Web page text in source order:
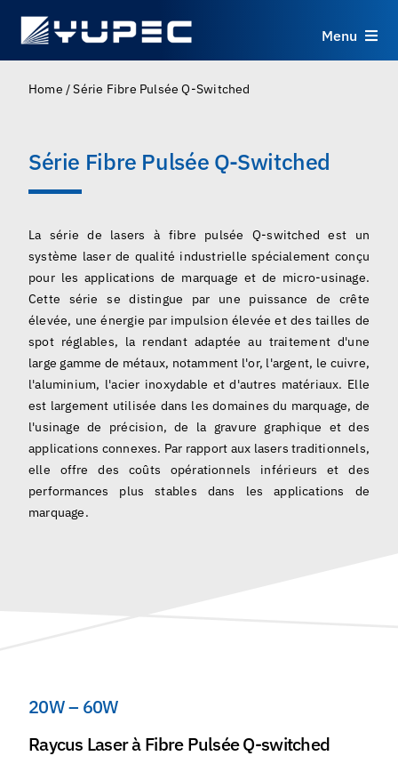
Menu
Produits
Ressources
À propos
Contact
Français
Home /Série Fibre Pulsée Q-Switched
Série Fibre Pulsée Q-Switched
La série de lasers à fibre pulsée Q-switched est un
système laser de qualité industrielle spécialement conçu
pour les applications de marquage et de micro-usinage.
Cette série se distingue par une puissance de crête
élevée, une énergie par impulsion élevée et des tailles de
spot réglables, la rendant adaptée au traitement d'une
large gamme de métaux, notamment l'or, l'argent, le cuivre,
l'aluminium, l'acier inoxydable et d'autres matériaux. Elle
est largement utilisée dans les domaines du marquage, de
l'usinage de précision, de la gravure graphique et des
applications connexes. Par rapport aux lasers traditionnels,
elle offre des coûts opérationnels inférieurs et des
performances plus stables dans les applications de
marquage.
20W – 60W
Raycus Laser à Fibre Pulsée Q-switched